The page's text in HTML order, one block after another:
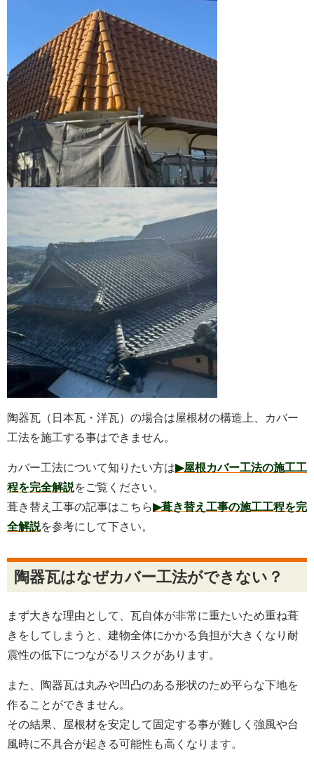
陶器瓦（日本瓦・洋瓦）の場合は屋根材の構造上、カバー
工法を施工する事はできません。
カバー工法について知りたい方は▶屋根カバー工法の施工工
程を完全解説をご覧ください。
葺き替え工事の記事はこちら▶葺き替え工事の施工工程を完
全解説を参考にして下さい。
陶器瓦はなぜカバー工法ができない？
まず大きな理由として、瓦自体が非常に重たいため重ね葺
きをしてしまうと、建物全体にかかる負担が大きくなり耐
震性の低下につながるリスクがあります。
また、陶器瓦は丸みや凹凸のある形状のため平らな下地を
作ることができません。
その結果、屋根材を安定して固定する事が難しく強風や台
風時に不具合が起きる可能性も高くなります。